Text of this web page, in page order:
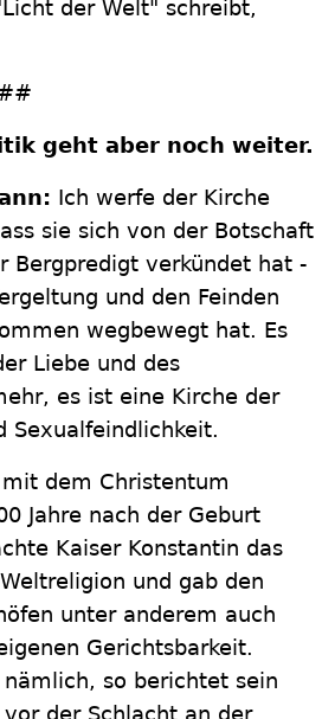
der Welt" schreibt,
geht aber noch weiter.
Ich werfe der Kirche
sie sich von der Botschaft
Bergpredigt verkündet hat -
und den Feinden
wegbewegt hat. Es
Liebe und des
es ist eine Kirche der
Sexualfeindlichkeit.
dem Christentum
Jahre nach der Geburt
Kaiser Konstantin das
und gab den
unter anderem auch
Gerichtsbarkeit.
so berichtet sein
vor der Schlacht an der